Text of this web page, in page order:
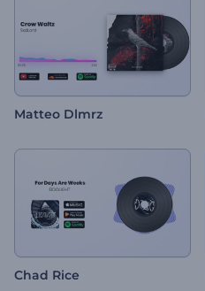
Matteo Dlmrz
Chad Rice